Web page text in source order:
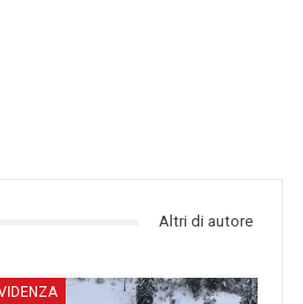
Altri di autore